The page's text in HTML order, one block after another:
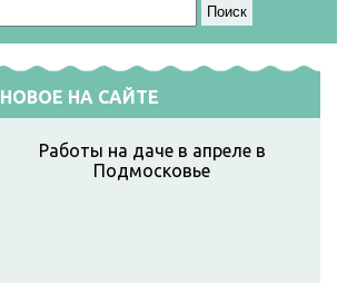
НОВОЕ НА САЙТЕ
Работы на даче в апреле в
Подмосковье